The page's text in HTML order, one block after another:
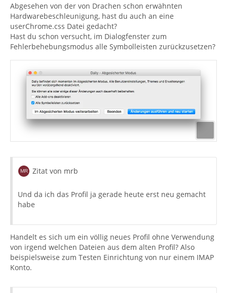
Abgesehen von der von Drachen schon erwähnten
Hardwarebeschleunigung, hast du auch an eine
userChrome.css Datei gedacht?
Hast du schon versucht, im Dialogfenster zum
Fehlerbehebungsmodus alle Symbolleisten zurückzusetzen?
Zitat von mrb
Und da ich das Profil ja gerade heute erst neu gemacht
habe
Handelt es sich um ein völlig neues Profil ohne Verwendung
von irgend welchen Dateien aus dem alten Profil? Also
beispielsweise zum Testen Einrichtung von nur einem IMAP
Konto.